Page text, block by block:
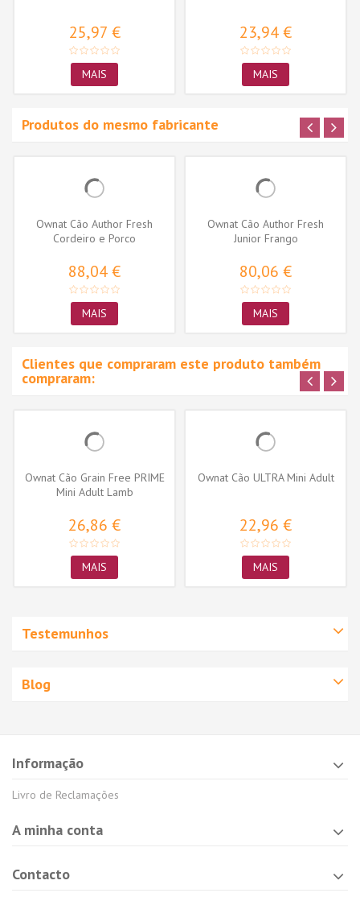
25,97 €
MAIS
23,94 €
MAIS
Produtos do mesmo fabricante
Ownat Cão Author Fresh
Cordeiro e Porco
88,04 €
MAIS
Ownat Cão Author Fresh
Junior Frango
80,06 €
MAIS
Clientes que compraram este produto também
compraram:
Ownat Cão Grain Free PRIME
Mini Adult Lamb
26,86 €
MAIS
Ownat Cão ULTRA Mini Adult
22,96 €
MAIS
Testemunhos
Blog
Informação
Livro de Reclamações
A minha conta
Contacto